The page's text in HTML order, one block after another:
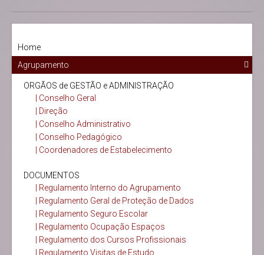
Home
Agrupamento
ORGÃOS de GESTÃO e ADMINISTRAÇÃO
| Conselho Geral
| Direção
| Conselho Administrativo
| Conselho Pedagógico
| Coordenadores de Estabelecimento
DOCUMENTOS
| Regulamento Interno do Agrupamento
| Regulamento Geral de Proteção de Dados
| Regulamento Seguro Escolar
| Regulamento Ocupação Espaços
| Regulamento dos Cursos Profissionais
| Regulamento Visitas de Estudo